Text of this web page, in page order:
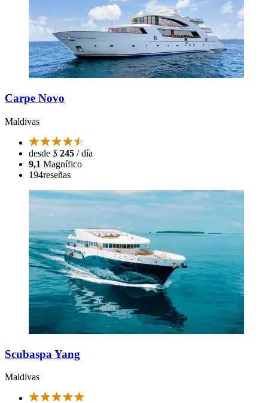
Carpe Novo
Maldivas
desde $ 245 / día
9,1 Magnífico
194reseñas
Scubaspa Yang
Maldivas